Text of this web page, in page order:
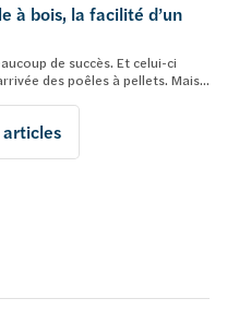
à bois, la facilité d’un
de succès. Et celui-ci
des poêles à pellets. Mais...
articles